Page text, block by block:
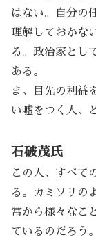
はない。自分の
理解しておかな
る。政治家とし
ある。
ま、目先の利益
い嘘をつく人、
石破茂氏
この人、すべて
る。カミソリの
常から様々なこ
ているのだろう